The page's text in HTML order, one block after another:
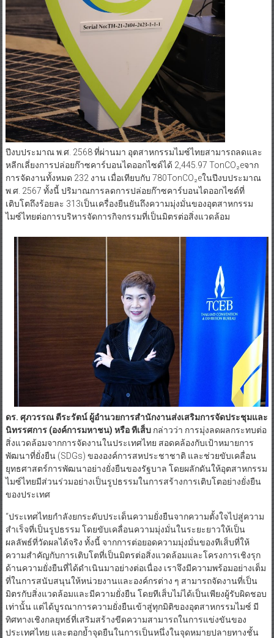
ปีงบประมาณ พ.ศ. 2568 ที่ผ่านมา อุตสาหกรรมไมซ์ไทยสามารถลดและ
หลีกเลี่ยงการปล่อยก๊าซคาร์บอนไดออกไซด์ได้ 2,445.97 TonCO₂eจาก
การจัดงานทั้งหมด 232 งาน เมื่อเทียบกับ 780TonCO₂eในปีงบประมาณ
พ.ศ. 2567 ทั้งนี้ ปริมาณการลดการปล่อยก๊าซคาร์บอนไดออกไซด์ที่
เติบโตถึงร้อยละ 313เป็นเครื่องยืนยันถึงความมุ่งมั่นของอุตสาหกรรม
ไมซ์ไทยต่อการบริหารจัดการกิจกรรมที่เป็นมิตรต่อสิ่งแวดล้อม
ดร. ศุภวรรณ ตีระรัตน์ ผู้อำนวยการสำนักงานส่งเสริมการจัดประชุมและ
นิทรรศการ (องค์การมหาชน) หรือ ทีเส็บกล่าวว่า การมุ่งลดผลกระทบต่อ
สิ่งแวดล้อมจากการจัดงานในประเทศไทย สอดคล้องกับเป้าหมายการ
พัฒนาที่ยั่งยืน (SDGs) ขององค์การสหประชาชาติ และช่วยขับเคลื่อน
ยุทธศาสตร์การพัฒนาอย่างยั่งยืนของรัฐบาล โดยผลักดันให้อุตสาหกรรม
ไมซ์ไทยมีส่วนร่วมอย่างเป็นรูปธรรมในการสร้างการเติบโตอย่างยั่งยืน
ของประเทศ
“ประเทศไทยกำลังยกระดับประเด็นความยั่งยืนจากความตั้งใจไปสู่ความ
สำเร็จที่เป็นรูปธรรม โดยขับเคลื่อนความมุ่งมั่นในระยะยาวให้เป็น
ผลลัพธ์ที่วัดผลได้จริง ทั้งนี้ จากการต่อยอดความมุ่งมั่นของทีเส็บที่ให้
ความสำคัญกับการเติบโตที่เป็นมิตรต่อสิ่งแวดล้อมและโครงการเชิงรุก
ด้านความยั่งยืนที่ได้ดำเนินมาอย่างต่อเนื่อง เราจึงมีความพร้อมอย่างเต็ม
ที่ในการสนับสนุนให้หน่วยงานและองค์กรต่าง ๆ สามารถจัดงานที่เป็น
มิตรกับสิ่งแวดล้อมและมีความยั่งยืน โดยทีเส็บไม่ได้เป็นเพียงผู้รับผิดชอบ
เท่านั้น แต่ได้บูรณาการความยั่งยืนเข้าสู่ทุกมิติของอุตสาหกรรมไมซ์ มี
ทิศทางเชิงกลยุทธ์ที่เสริมสร้างขีดความสามารถในการแข่งขันของ
ประเทศไทย และตอกย้ำจุดยืนในการเป็นหนึ่งในจุดหมายปลายทางชั้น